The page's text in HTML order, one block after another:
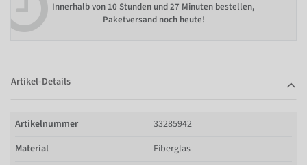
Innerhalb von 10 Stunden und 27 Minuten bestellen,
Paketversand noch heute!
Artikel-Details
Artikelnummer
33285942
Material
Fiberglas